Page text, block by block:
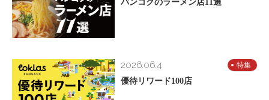
バンコクのラーメン店11選
2026.06.4 特集
優待リワード100店